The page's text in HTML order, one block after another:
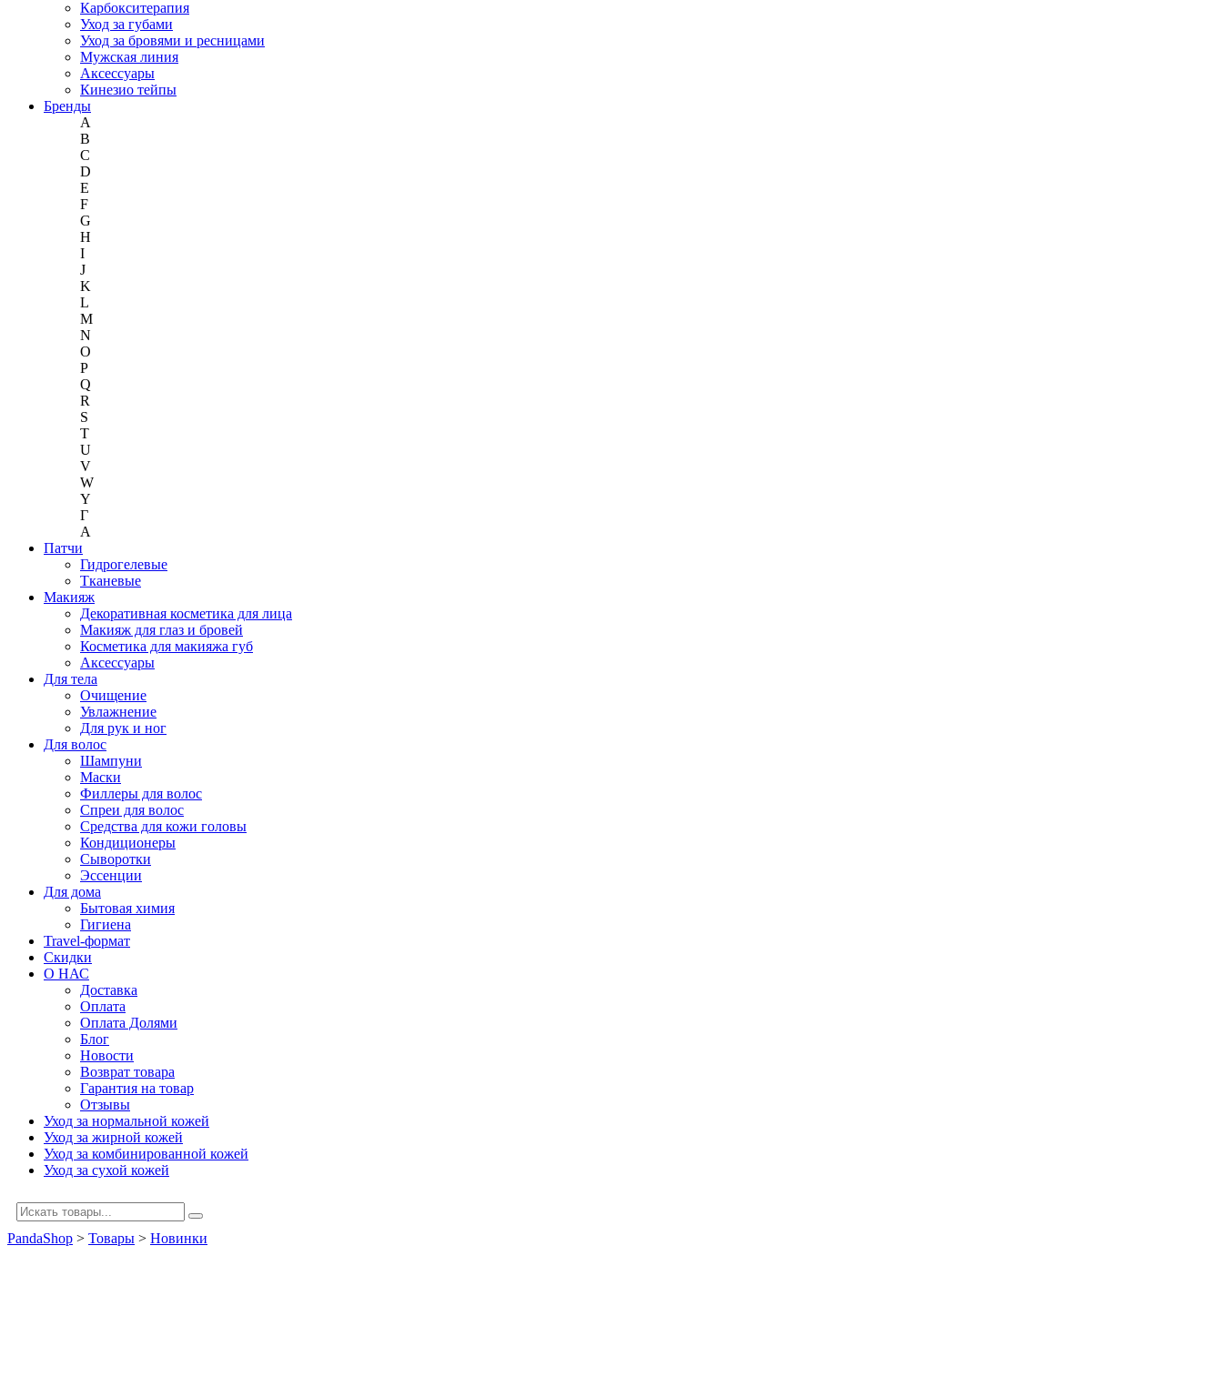
Карбокситерапия
Уход за губами
Уход за бровями и ресницами
Мужская линия
Аксессуары
Кинезио тейпы
Бренды
A
B
C
D
E
F
G
H
I
J
K
L
M
N
O
P
Q
R
S
T
U
V
W
Y
Г
A
Патчи
Гидрогелевые
Тканевые
Макияж
Декоративная косметика для лица
Макияж для глаз и бровей
Косметика для макияжа губ
Аксессуары
Для тела
Очищение
Увлажнение
Для рук и ног
Для волос
Шампуни
Маски
Филлеры для волос
Спреи для волос
Средства для кожи головы
Кондиционеры
Сыворотки
Эссенции
Для дома
Бытовая химия
Гигиена
Travel-формат
Скидки
О НАС
Доставка
Оплата
Оплата Долями
Блог
Новости
Возврат товара
Гарантия на товар
Отзывы
Уход за нормальной кожей
Уход за жирной кожей
Уход за комбинированной кожей
Уход за сухой кожей
PandaShop > Товары > Новинки